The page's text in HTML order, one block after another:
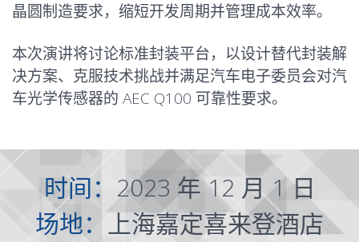
晶圆制造要求，缩短开发周期并管理成本效率。
本次演讲将讨论标准封装平台，以设计替代封装解
决方案、克服技术挑战并满足汽车电子委员会对汽
车光学传感器的 AEC Q100 可靠性要求。
时间： 2023 年 12 月 1 日
场地：上海嘉定喜来登酒店